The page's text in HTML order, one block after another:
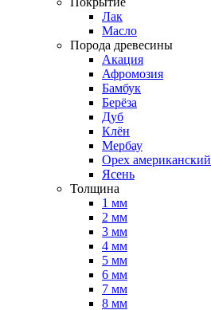
Лак
Масло
Порода древесины
Акация
Афромозия
Бамбук
Берёза
Дуб
Клён
Мербау
Орех американский
Ясень
Толщина
1 мм
2 мм
3 мм
4 мм
5 мм
6 мм
7 мм
8 мм